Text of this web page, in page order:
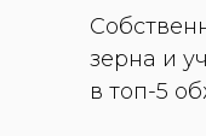
зерна и
в топ-5